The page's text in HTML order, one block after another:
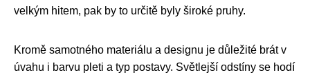
velkým hitem, pak by to určitě byly široké pruhy.
Kromě samotného materiálu a designu je důležité brát v
úvahu i barvu pleti a typ postavy. Světlejší odstíny se hodí